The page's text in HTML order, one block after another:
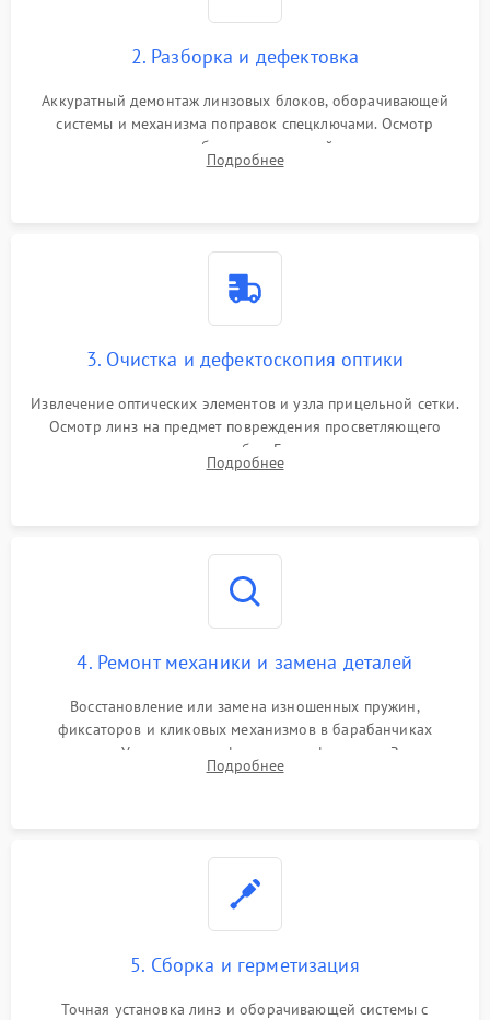
2. Разборка и дефектовка
Аккуратный демонтаж линзовых блоков, оборачивающей
системы и механизма поправок спецключами. Осмотр
внутренних резьбовых соединений, пружин и
уплотнительных колец. Поиск причин люфта, смещения
Подробнее
3. Очистка и дефектоскопия оптики
Извлечение оптических элементов и узла прицельной сетки.
Осмотр линз на предмет повреждения просветляющего
покрытия или появления грибка. Бережная очистка стекол
спецрастворами. Проверка целостности гравированной
Подробнее
4. Ремонт механики и замена деталей
Восстановление или замена изношенных пружин,
фиксаторов и кликовых механизмов в барабанчиках
поправок. Устранение люфтов в трансфокаторе. Замена
поврежденных линз, разбитой сетки или восстановление
Подробнее
5. Сборка и герметизация
Точная установка линз и оборачивающей системы с